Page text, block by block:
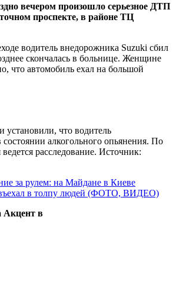
вечером произошло серьезное ДТП
проспекте, в районе ТЦ
водитель внедорожника Suzuki сбил
скончалась в больнице. Женщине
что автомобиль ехал на большой
что водитель
алкогольного опьянения. По
расследование. Источник:
за рулем: на Майдане в Киеве
в толпу людей (ФОТО, ВИДЕО)
Акцент в